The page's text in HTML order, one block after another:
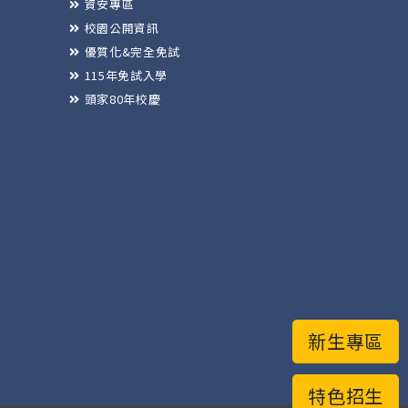
特色招生
新生專區
資安專區
校園公開資訊
優質化&完全免試
115年免試入學
頭家80年校慶